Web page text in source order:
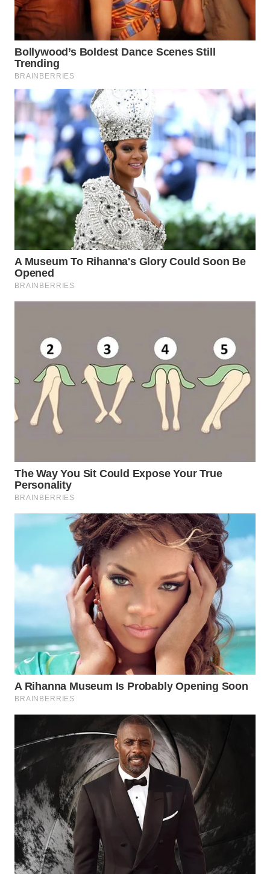
NIAS
WN
LANGKAT
TAPANULI
SELATAN
WN
TANJUNG
LESUNG
WN
KARO
WN
WN
LABUHANBATU
TAPANULI
TENGAH
WN DELI
SERDANG
WN
PAKPAK
WN
BOGOR
WN
DEPOK
WN
UTARA
SAMOSIR
WN
PADANG
LAWAS